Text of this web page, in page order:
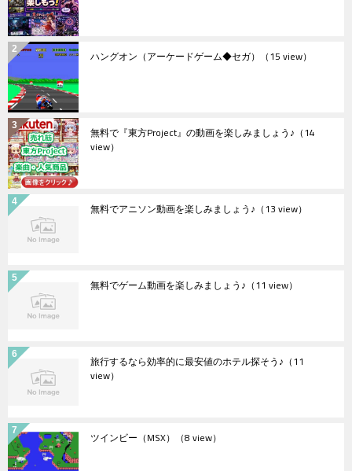
ハングオン（アーケードゲーム◆セガ） （15 view）
無料で『東方Project』の動画を楽しみましょう♪ （14
view）
無料でアニソン動画を楽しみましょう♪ （13 view）
無料でゲーム動画を楽しみましょう♪ （11 view）
旅行するなら効率的に最安値のホテル探そう♪ （11
view）
ツインビー（MSX） （8 view）